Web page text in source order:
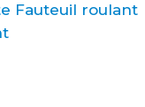
Fauteuil roulant